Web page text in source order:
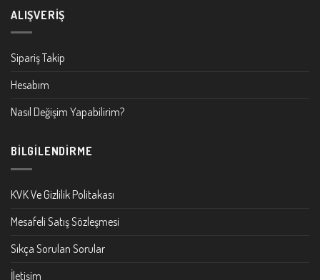
ALIŞVERIŞ
Sipariş Takip
Hesabım
Nasıl Değişim Yapabilirim?
BILGILENDIRME
KVK Ve Gizlilik Politakası
Mesafeli Satış Sözleşmesi
Sıkça Sorulan Sorular
İletişim